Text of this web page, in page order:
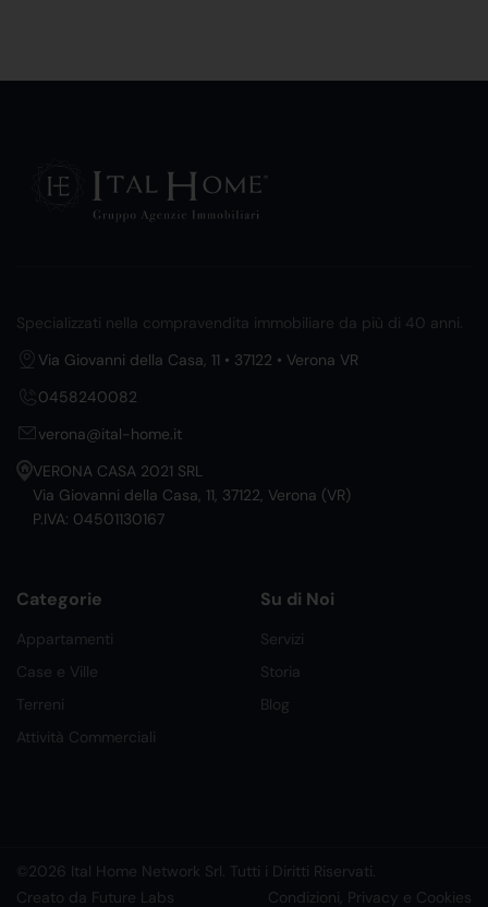
Specializzati nella compravendita immobiliare da più di 40 anni.
Via Giovanni della Casa, 11 • 37122 • Verona VR
0458240082
verona@ital-home.it
VERONA CASA 2021 SRL
Via Giovanni della Casa, 11, 37122, Verona (VR)
P.IVA: 04501130167
Categorie
Appartamenti
Case e Ville
Terreni
Attività Commerciali
Su di Noi
Servizi
Storia
Blog
©2026 Ital Home Network Srl. Tutti i Diritti Riservati.
Creato da Future Labs
Condizioni, Privacy e Cookies